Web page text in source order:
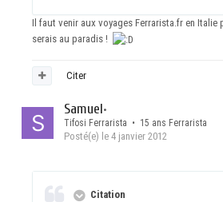
Il faut venir aux voyages Ferrarista.fr en
serais au paradis !
Citer
Samuel•
Tifosi Ferrarista • 15 ans Ferrarista
Posté(e) le 4 janvier 2012
Citation